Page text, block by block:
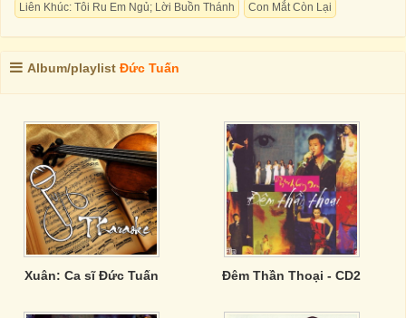
Liên Khúc: Tôi Ru Em Ngủ; Lời Buồn Thánh
Con Mắt Còn Lại
Album/playlist Đức Tuấn
Xuân: Ca sĩ Đức Tuấn Đêm Thần Thoại - CD2